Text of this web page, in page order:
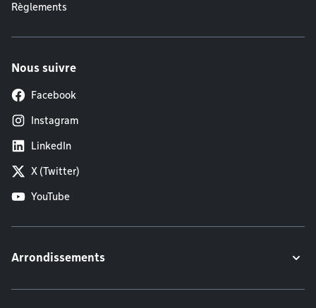
Règlements
Nous suivre
Facebook
Instagram
LinkedIn
X (Twitter)
YouTube
Arrondissements